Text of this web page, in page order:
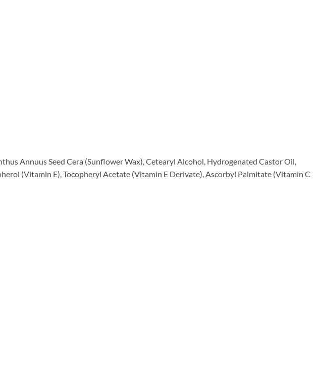
Annuus Seed Cera (Sunflower Wax), Cetearyl Alcohol, Hydrogenated Castor Oil,
(Vitamin E), Tocopheryl Acetate (Vitamin E Derivate), Ascorbyl Palmitate (Vitamin C